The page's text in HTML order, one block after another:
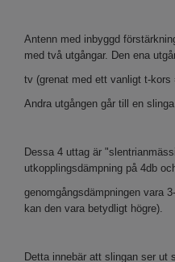
Antenn med inbyggd
med två utgångar. Den ena
tv (grenat med ett vanligt t-
Andra utgången går till en
Dessa 4 uttag är
utkopplingsdämpning på 4db
genomgångsdämpningen vara
kan den vara betydligt högre).
Detta innebär att slingan ser ut